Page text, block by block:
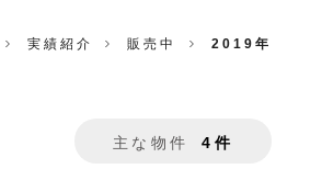
実績紹介 販売中 2019年
主な物件 4件